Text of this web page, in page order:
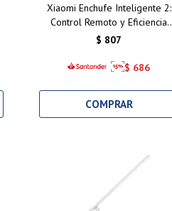
Xiaomi Enchufe Inteligente 2:
Control Remoto y Eficiencia
Energética para tu Hogar
$ 807
$ 686